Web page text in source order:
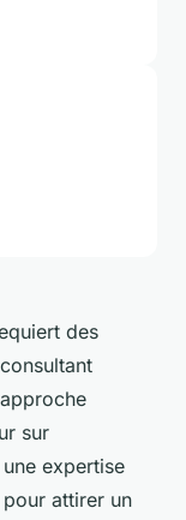
des
sur
expertise
attirer un